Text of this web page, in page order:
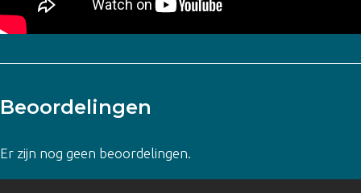
Beoordelingen
Er zijn nog geen beoordelingen.